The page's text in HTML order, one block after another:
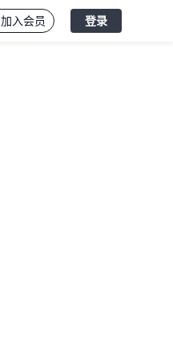
加入会员 登录